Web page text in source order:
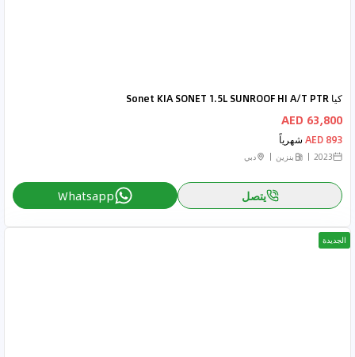
كيا Sonet KIA SONET 1.5L SUNROOF HI A/T PTR
63,800 AED
893 AED شهرياً
2023 بنزين دبي
يتصل Whatsapp
الجديدة